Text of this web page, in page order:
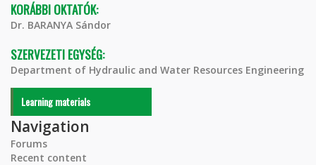
KORÁBBI OKTATÓK:
Dr. BARANYA Sándor
SZERVEZETI EGYSÉG:
Department of Hydraulic and Water Resources Engineering
Learning materials
Navigation
Forums
Recent content